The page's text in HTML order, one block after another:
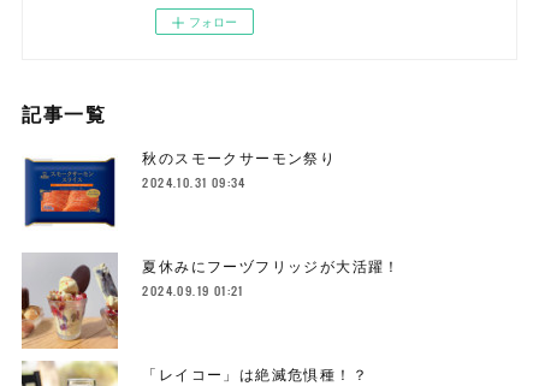
フォロー
記事一覧
秋のスモークサーモン祭り
2024.10.31 09:34
夏休みにフーヅフリッジが大活躍！
2024.09.19 01:21
「レイコー」は絶滅危惧種！？